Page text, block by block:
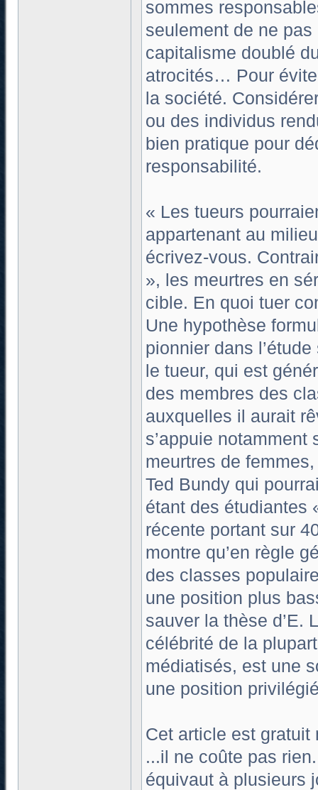
sommes
seulement de ne
capitalisme doublé
atrocités… Pour
la société.
ou des individus
bien pratique pour
responsabilité.
« Les tueurs
appartenant au
écrivez-vous.
», les meurtres en
cible. En quoi tuer
Une hypothèse
pionnier dans
le tueur, qui est
des membres des
auxquelles il aurait
s’appuie notamment
meurtres de
Ted Bundy qui
étant des étudiantes
récente portant sur
montre qu’en règle
des classes
une position plus
sauver la thèse d’E.
célébrité de la
médiatisés, est une
une position
Cet article est gratuit
...il ne coûte pas
équivaut à plusieurs